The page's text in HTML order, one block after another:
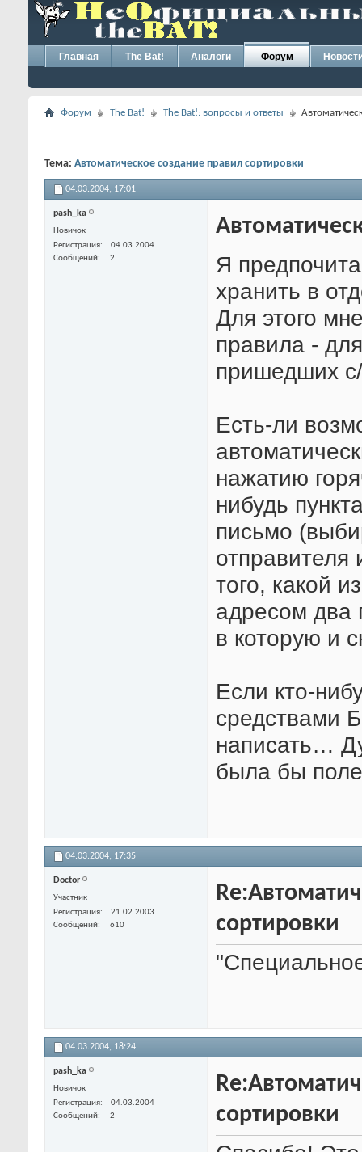
Главная The Bat! Аналоги Форум
Форум The Bat! The Bat!: вопросы и ответы
Тема: Автоматическое создание правил сортировки
04.03.2004, 17:01
pash_ka
Новичок
Регистрация
04.03.2004
Сообщений
2
Я
хранить в
Для этого
правила -
пришедших
Есть-ли
нажатию
нибудь
письмо
отправителя
того, какой
адресом два
в которую и
Если кто-
средствами
написать…
была бы
04.03.2004, 17:35
Doctor
Участник
Регистрация
21.02.2003
Сообщений
610
сортировки
04.03.2004, 18:24
pash_ka
Новичок
Регистрация
04.03.2004
Сообщений
2
сортировки